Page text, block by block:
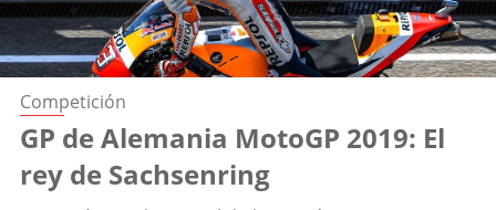
Competición
GP de Alemania MotoGP 2019: El
rey de Sachsenring